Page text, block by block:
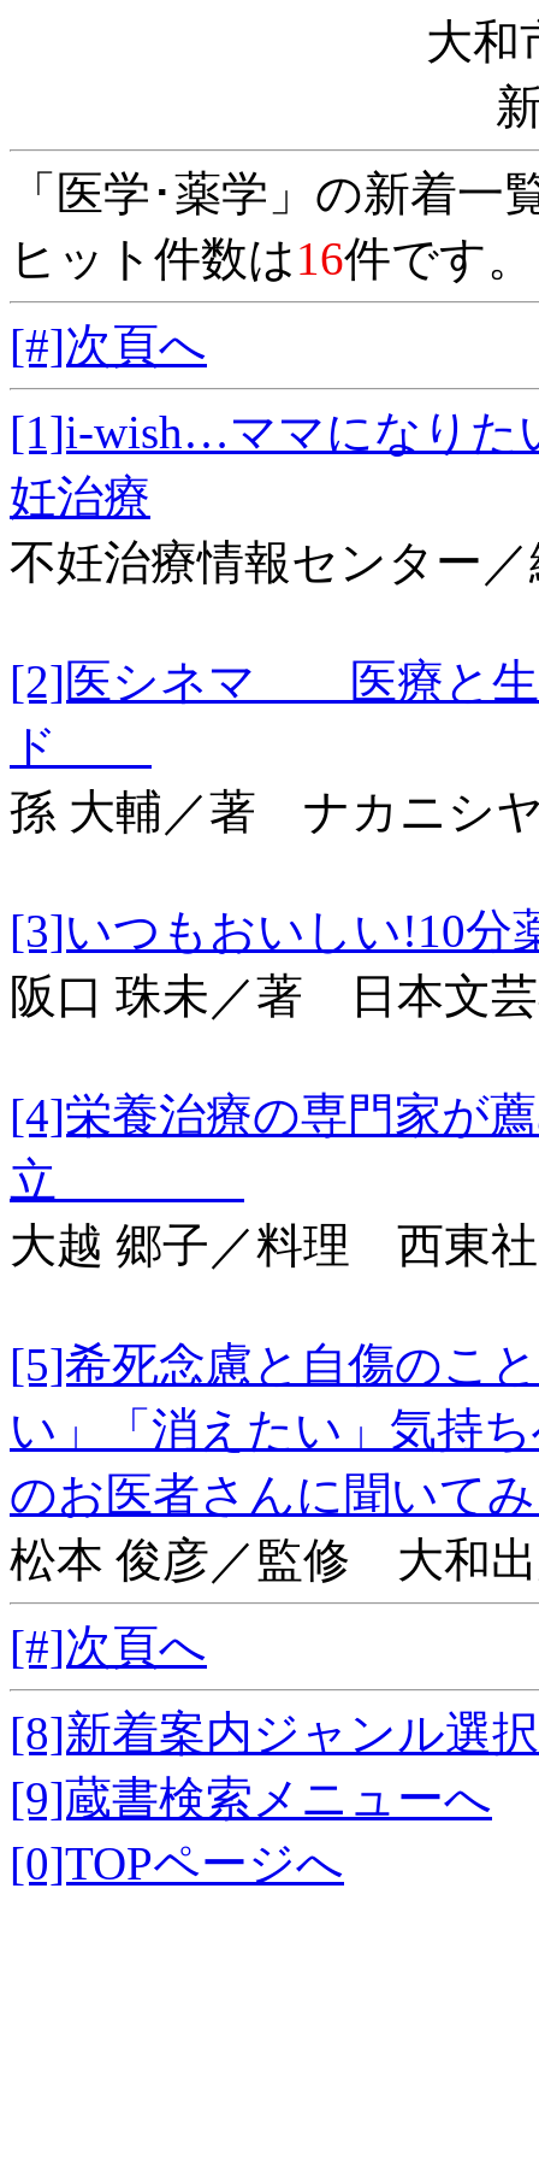
大和
「医学･薬学」の新着一
ヒット件数は16件です
[#]次頁へ
[1]i‐wish…ママにな
妊治療
不妊治療情報センター
[2]医シネマ 医療と生
ド
孫 大輔／著 ナカニシ
[3]いつもおいしい
阪口 珠未／著 日本文
[4]栄養治療の専門家が
立
大越 郷子／料理 西東社
[5]希死念慮と自傷の
い」「消えたい」気持
のお医者さんに聞いて
松本 俊彦／監修 大和
[#]次頁へ
[8]新着案内ジャンル選
[9]蔵書検索メニューへ
[0]TOPページへ